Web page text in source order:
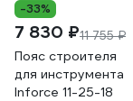
-33%
7 830 ₽11 755 ₽
Пояс строителя
для инструмента
Inforce 11-25-18